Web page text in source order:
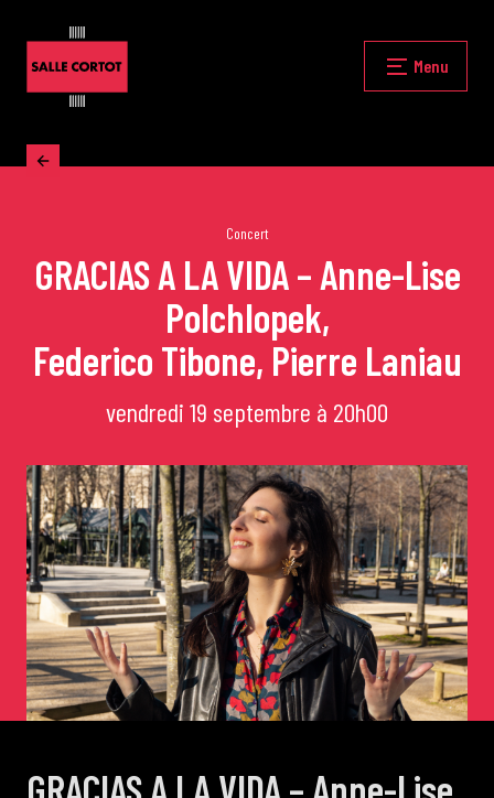
Fermer
Accueil
La programmation
Les grands concerts
Les Masterclasses
Les Rencontres Musicales
de Cortot
Concerts de midi et demi
Scolaires / Pass Culture
Menu
Concert
GRACIAS A LA VIDA – Anne-Lise
Polchlopek,
Federico Tibone, Pierre Laniau
vendredi 19 septembre à 20h00
GRACIAS A LA VIDA – Anne-Lise